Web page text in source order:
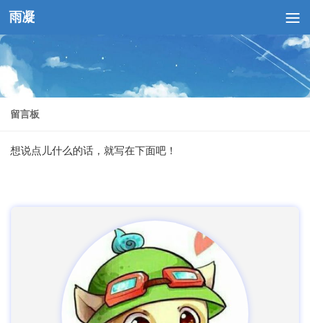
跳至内容
雨凝
留言板
想说点儿什么的话，就写在下面吧！